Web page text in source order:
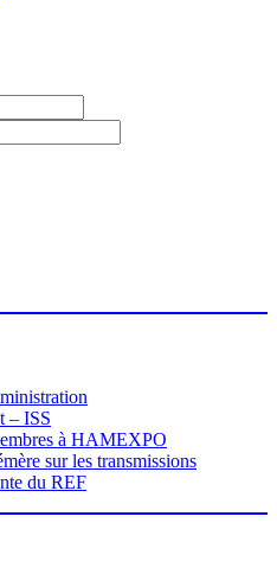
– ISS
à HAMEXPO
sur les transmissions
du REF